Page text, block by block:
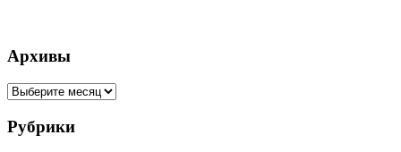
Архивы
Архивы
Рубрики